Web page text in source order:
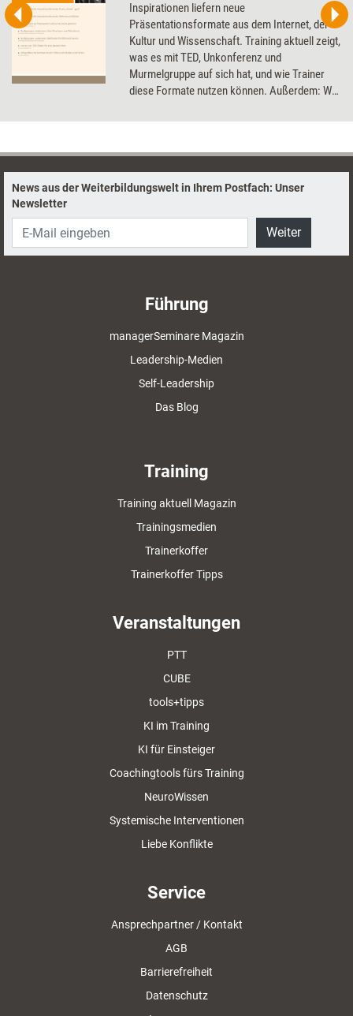
Inspirationen liefern neue
Präsentationsformate aus dem Internet, der
Kultur und Wissenschaft. Training aktuell zeigt,
was es mit TED, Unkonferenz und
Murmelgruppe auf sich hat, und wie Trainer
diese Formate nutzen können. Außerdem: Wie
aufgepeppt werden können.
News aus der Weiterbildungswelt in Ihrem Postfach: Unser
Newsletter
Weiter
Führung
managerSeminare Magazin
Leadership-Medien
Self-Leadership
Das Blog
Training
Training aktuell Magazin
Trainingsmedien
Trainerkoffer
Trainerkoffer Tipps
Veranstaltungen
PTT
CUBE
tools+tipps
KI im Training
KI für Einsteiger
Coachingtools fürs Training
NeuroWissen
Systemische Interventionen
Liebe Konflikte
Service
Ansprechpartner / Kontakt
AGB
Barrierefreiheit
Datenschutz